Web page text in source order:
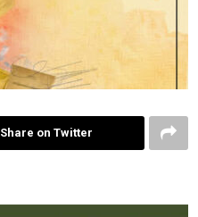
Share on Twitter